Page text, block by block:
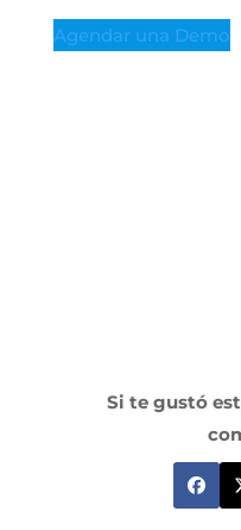
Agendar una Demo
Si te gustó